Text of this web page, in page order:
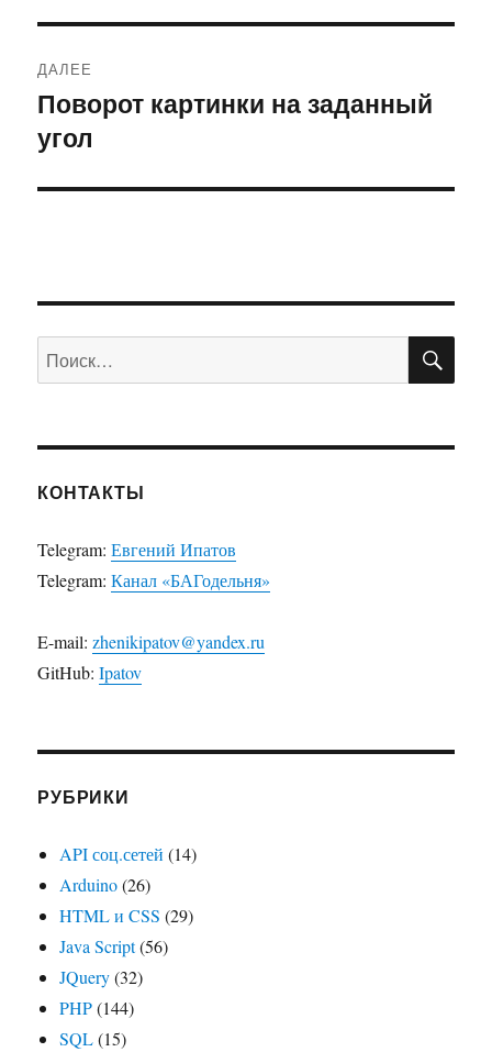
ДАЛЕЕ
Следующая
запись:
Поворот картинки на заданный
угол
Искать:
КОНТАКТЫ
Telegram:Евгений Ипатов
Telegram:Канал «БАГодельня»
E-mail:zhenikipatov@yandex.ru
GitHub:Ipatov
РУБРИКИ
API соц.сетей (14)
Arduino(26)
HTML и CSS (29)
Java Script(56)
JQuery(32)
PHP(144)
SQL(15)